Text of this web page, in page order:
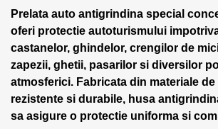
Prelata auto antigrindina special
oferi protectie autoturismului
castanelor, ghindelor, crengilor de
zapezii, ghetii, pasarilor si diversilor
atmosferici. Fabricata din materiale
rezistente si durabile, husa
sa asigure o protectie uniforma si